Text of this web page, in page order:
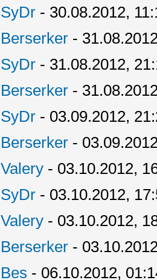
SyDr - 30.08.2012,
Berserker -
SyDr - 31.08.2012,
Berserker -
SyDr - 03.09.2012,
Berserker -
Valery - 03.10.2012,
SyDr - 03.10.2012,
Valery - 03.10.2012,
Berserker -
Bes - 06.10.2012,